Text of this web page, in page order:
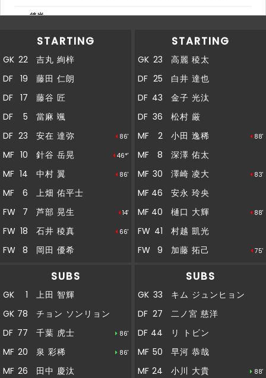
後半
37'
後半
38' ３０澤崎ＯＵＴ→３９井上ＩＮ
40'
後半
40'
ペナルティエリア内から岡田がクロスを入れ
る。これに反応した清水がペナルティエリア中
央からシュートを放つも、ゴール左に外れてし
40'
ここまでのシュート：福島：７本、松本：１３
本／枠内シュート：福島：１本、松本：８本／
ゴール期待値：福島：１．３９、松本：１．４
５
後半
41' １４中村ＯＵＴ→２０泉ＩＮ
後半
41' ２３安在ＯＵＴ→７７千葉ＩＮ
43' ２小田ＯＵＴ→２４小川ＩＮ
後半
STARTING
GK 22
吉丸 絢梓
DF
19
藤田 仁朗
DF
17
藤谷 匠
DF
5
當麻 颯
DF 23 安在 達弥 86'
MF 10 針谷 岳晃 46*'
MF 14 中村 翼 86'
MF 6
上畑 佑平士
FW
7 芦部 晃生 14'
FW 18 石井 稜真 66'
FW 8 岡田 優希
SUBS
GK 1
上田 智輝
GK 78
チョン ソンリョン
DF 77 千葉 虎士 86'
MF 20 泉 彩稀 86'
MF 26
田中 慶汰
STARTING
GK 23
高麗 稜太
DF 25
白井 達也
DF 43
金子 光汰
DF 36
松村 厳
MF
2 小田 逸稀 88'
MF 8
深澤 佑太
MF 30 澤崎 凌大 83'
MF 46
安永 玲央
MF 40 樋口 大輝 88'
FW 41
村越 凱光
FW
9 加藤 拓己 75'
SUBS
GK 33
キム ジュンヒョン
DF 27
二ノ宮 慈洋
DF 44
リ トビン
MF 50
早河 恭哉
MF 24 小川 大貴 88'